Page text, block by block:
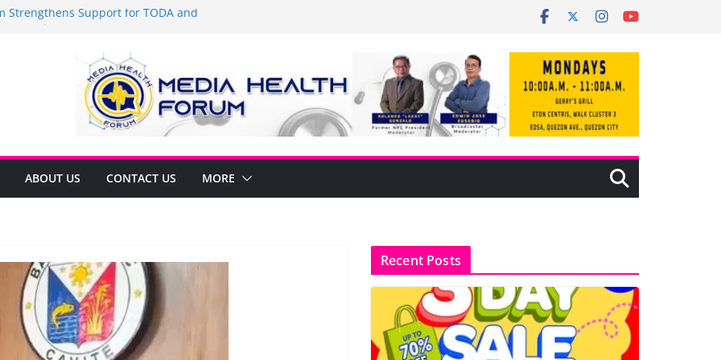
Strengthens Support for TODA and
Arca Champions MSME Growth in
DTI Cavite Financing Seminar
AT RIGHT TO CARE ORDINANCE,
SA CARMONA
Local Development Plan for
ABOUT US CONTACT US MORE
Recent Posts